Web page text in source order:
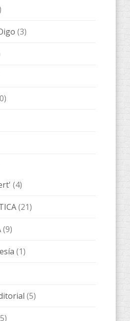
(21)
D'ARTISTA